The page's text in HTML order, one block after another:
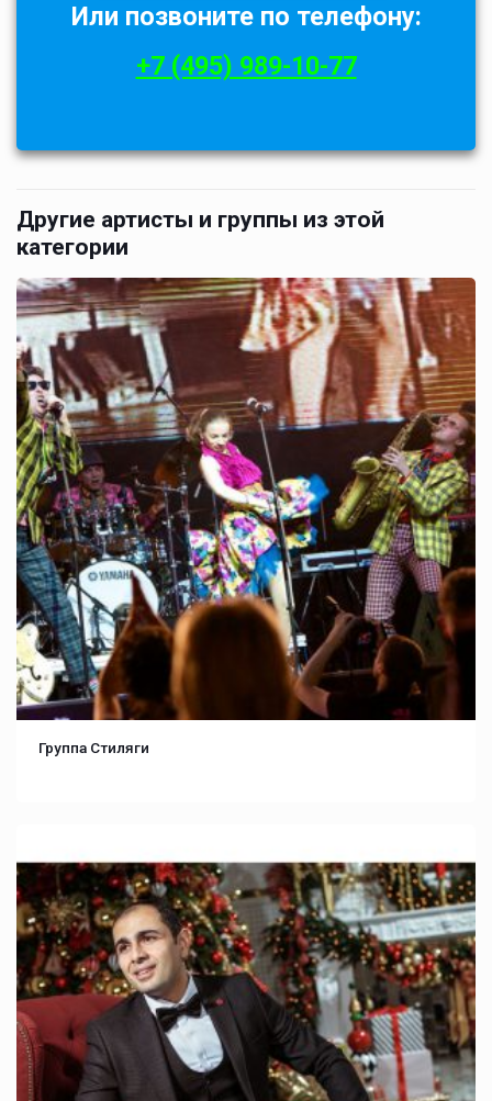
Или позвоните по телефону:
+7 (495) 989-10-77
Другие артисты и группы из этой
категории
Группа Стиляги